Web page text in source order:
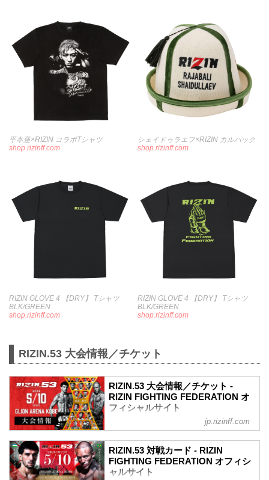
平本蓮×RIZIN コラボTシャツ
shop.rizinff.com
シェイドゥラエフ×RIZIN カルパック
shop.rizinff.com
RIZIN GLOVE 4 【DRY】 Tシャツ
BLK/GREEN
shop.rizinff.com
RIZIN GLOVE 4 【DRY】 Tシャツ
BLK/GREEN
shop.rizinff.com
RIZIN.53 大会情報／チケット
RIZIN.53 大会情報／チケット -
RIZIN FIGHTING FEDERATION オ
フィシャルサイト
【Trailer】RIZIN.53 | イルホム・ノジモフ
vs. ルイス・グスタボ
youtu.be
jp.rizinff.com
RIZIN.53 対戦カード - RIZIN
FIGHTING FEDERATION オフィシ
ャルサイト